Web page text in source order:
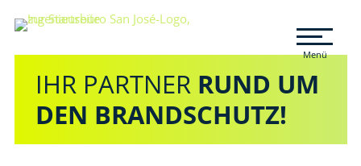
Menü
IHR PARTNERRUND UM
DEN BRANDSCHUTZ!